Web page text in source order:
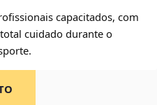
capacitados, com
cuidado durante o